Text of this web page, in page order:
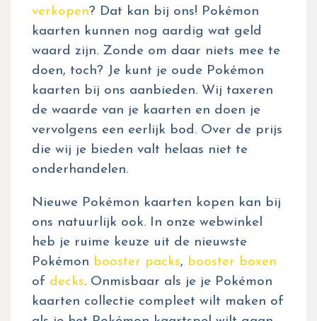
verkopen? Dat kan bij ons! Pokémon
kaarten kunnen nog aardig wat geld
waard zijn. Zonde om daar niets mee te
doen, toch? Je kunt je oude Pokémon
kaarten bij ons aanbieden. Wij taxeren
de waarde van je kaarten en doen je
vervolgens een eerlijk bod. Over de prijs
die wij je bieden valt helaas niet te
onderhandelen.
Nieuwe Pokémon kaarten kopen kan bij
ons natuurlijk ook. In onze webwinkel
heb je ruime keuze uit de nieuwste
Pokémon booster packs, booster boxen
of decks. Onmisbaar als je je Pokémon
kaarten collectie compleet wilt maken of